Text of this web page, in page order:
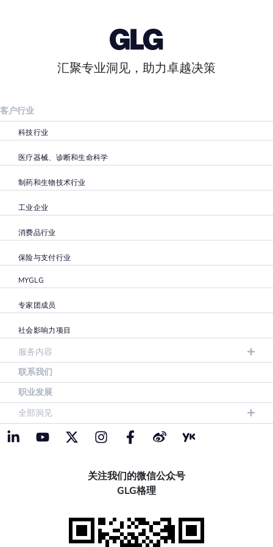
汇聚专业洞见，助力卓越决策
客户行业
科技行业
医疗器械、诊断和生命科学
制药和生物技术行业
工业企业
消费品行业
保险与支付行业
MYGLG
专家团成员
社会影响力项目
服务内容
联系我们
职业发展
全部洞见
关注我们的微信公众号
GLG格理